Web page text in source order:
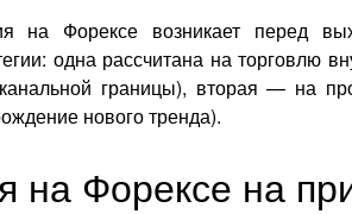
на Форексе возникает перед
одна рассчитана на торговлю
границы), вторая — на
нового тренда).
на Форексе на